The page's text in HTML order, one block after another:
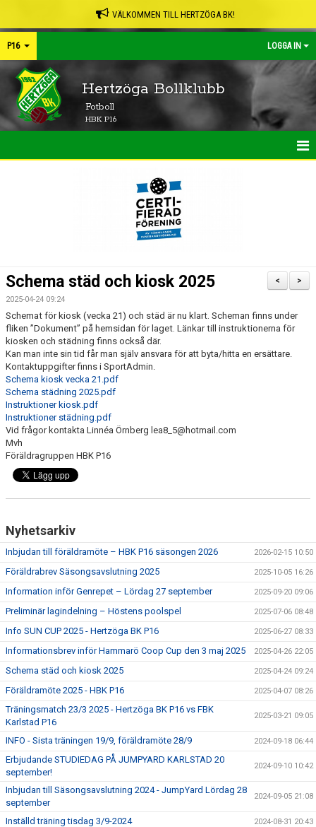
VÄLKOMMEN TILL HERTZÖGA BK!
P16 LOGGA IN
Hertzöga Bollklubb
Fotboll
HBK P16
TRUPPEN
BILDGALLERI
DOKUMENT
KONTAKT
>
<
Schema städ och kiosk 2025
2025-04-24 09:24
Schemat för kiosk (vecka 21) och städ är nu klart. Scheman finns under
fliken ”Dokument” på hemsidan för laget. Länkar till instruktionerna för
kiosken och städning finns också där.
Kan man inte sin tid får man själv ansvara för att byta/hitta en ersättare.
Kontaktuppgifter finns i SportAdmin.
Schema kiosk vecka 21.pdf
Schema städning 2025.pdf
Instruktioner kiosk.pdf
Instruktioner städning.pdf
Vid frågor kontakta Linnéa Örnberg lea8_5@hotmail.com
Mvh
Föräldragruppen HBK P16
Nyhetsarkiv
Inbjudan till föräldramöte – HBK P16 säsongen 2026 2026-02-15 10:50
Föräldrabrev Säsongsavslutning 2025 2025-10-05 16:26
Information inför Genrepet – Lördag 27 september 2025-09-20 09:06
Preliminär lagindelning – Höstens poolspel 2025-07-06 08:48
Info SUN CUP 2025 - Hertzöga BK P16 2025-06-27 08:33
Informationsbrev inför Hammarö Coop Cup den 3 maj 2025 2025-04-26 22:05
Schema städ och kiosk 2025 2025-04-24 09:24
Föräldramöte 2025 - HBK P16 2025-04-07 08:26
Träningsmatch 23/3 2025 - Hertzöga BK P16 vs FBK
Karlstad P16
2025-03-21 09:05
INFO - Sista träningen 19/9, föräldramöte 28/9 2024-09-18 06:44
Erbjudande STUDIEDAG PÅ JUMPYARD KARLSTAD 20
september!
2024-09-10 10:42
Inbjudan till Säsongsavslutning 2024 - JumpYard Lördag 28
september
2024-09-05 21:08
Inställd träning tisdag 3/9-2024 2024-08-31 20:43